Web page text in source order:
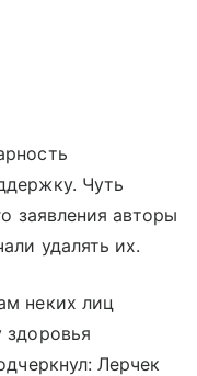
Чуть
заявления авторы
удалять их.
неких лиц
здоровья
Лерчек